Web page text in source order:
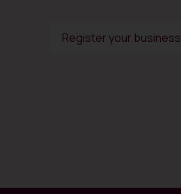
Register your business